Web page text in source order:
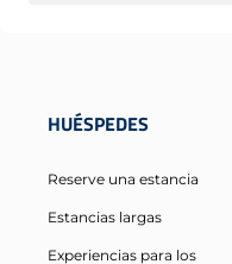
HUÉSPEDES
Reserve una estancia
Estancias largas
Experiencias para los